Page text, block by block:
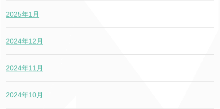
2025年1月
2024年12月
2024年11月
2024年10月